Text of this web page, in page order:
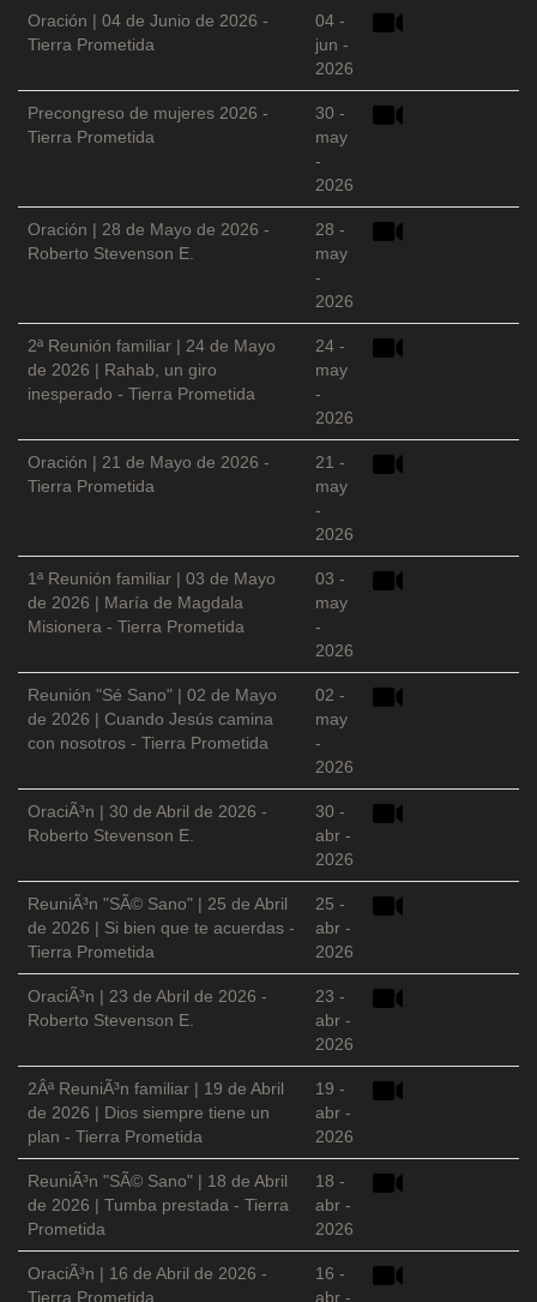
Oración | 04 de Junio de 2026 -
Tierra Prometida
04 -
jun -
2026
Precongreso de mujeres 2026 -
Tierra Prometida
30 -
may
-
2026
Oración | 28 de Mayo de 2026 -
Roberto Stevenson E.
28 -
may
-
2026
2ª Reunión familiar | 24 de Mayo
de 2026 | Rahab, un giro
inesperado - Tierra Prometida
24 -
may
-
2026
Oración | 21 de Mayo de 2026 -
Tierra Prometida
21 -
may
-
2026
1ª Reunión familiar | 03 de Mayo
de 2026 | María de Magdala
Misionera - Tierra Prometida
03 -
may
-
2026
Reunión "Sé Sano" | 02 de Mayo
de 2026 | Cuando Jesús camina
con nosotros - Tierra Prometida
02 -
may
-
2026
OraciÃ³n | 30 de Abril de 2026 -
Roberto Stevenson E.
30 -
abr -
2026
ReuniÃ³n "SÃ© Sano" | 25 de Abril
de 2026 | Si bien que te acuerdas -
Tierra Prometida
25 -
abr -
2026
OraciÃ³n | 23 de Abril de 2026 -
Roberto Stevenson E.
23 -
abr -
2026
2Âª ReuniÃ³n familiar | 19 de Abril
de 2026 | Dios siempre tiene un
plan - Tierra Prometida
19 -
abr -
2026
ReuniÃ³n "SÃ© Sano" | 18 de Abril
de 2026 | Tumba prestada - Tierra
Prometida
18 -
abr -
2026
OraciÃ³n | 16 de Abril de 2026 -
Tierra Prometida
16 -
abr -